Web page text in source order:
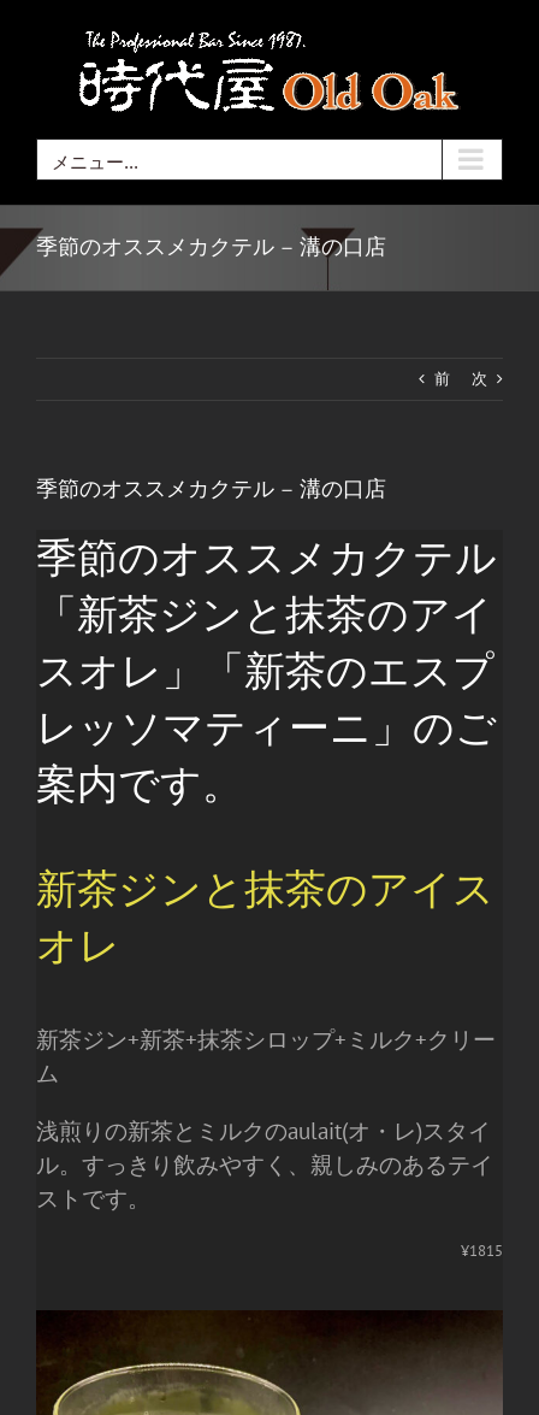
メニュー...
季節のオススメカクテル – 溝の口店
前 次
季節のオススメカクテル – 溝の口店
季節のオススメカクテル
「新茶ジンと抹茶のアイ
スオレ」「新茶のエスプ
レッソマティーニ」のご
案内です。
新茶ジンと抹茶のアイス
オレ
新茶ジン+新茶+抹茶シロップ+ミルク+クリー
ム
浅煎りの新茶とミルクのaulait(オ・レ)スタイ
ル。すっきり飲みやすく、親しみのあるテイ
ストです。
¥1815